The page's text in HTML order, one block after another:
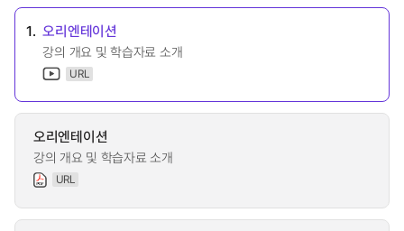
1. 오리엔테이션
강의 개요 및 학습자료 소개
URL
오리엔테이션
강의 개요 및 학습자료 소개
URL